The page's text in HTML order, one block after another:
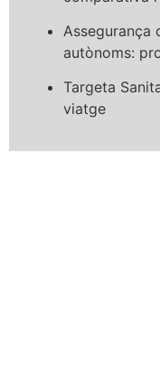
Assegurança
autònoms:
Targeta
viatge